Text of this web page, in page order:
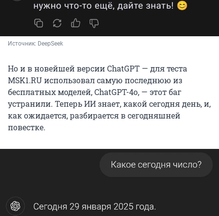
Источник: DeepSeek
Но и в новейшей версии ChatGPT — для теста
MSK1.RU использовал самую последнюю из
бесплатных моделей, ChatGPT-4o, — этот баг
устранили. Теперь ИИ знает, какой сегодня день, и,
как ожидается, разбирается в сегодняшней
повестке.